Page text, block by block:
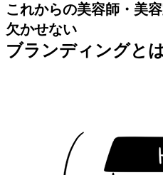
これからの美容師・美
欠かせない
ブランディングと